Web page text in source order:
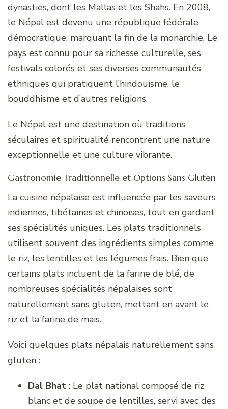
dynasties, dont les Mallas et les Shahs. En 2008,
le Népal est devenu une république fédérale
démocratique, marquant la fin de la monarchie. Le
pays est connu pour sa richesse culturelle, ses
festivals colorés et ses diverses communautés
ethniques qui pratiquent l’hindouisme, le
bouddhisme et d’autres religions.
Le Népal est une destination où traditions
séculaires et spiritualité rencontrent une nature
exceptionnelle et une culture vibrante.
Gastronomie Traditionnelle et Options Sans Gluten
La cuisine népalaise est influencée par les saveurs
indiennes, tibétaines et chinoises, tout en gardant
ses spécialités uniques. Les plats traditionnels
utilisent souvent des ingrédients simples comme
le riz, les lentilles et les légumes frais. Bien que
certains plats incluent de la farine de blé, de
nombreuses spécialités népalaises sont
naturellement sans gluten, mettant en avant le
riz et la farine de maïs.
Voici quelques plats népalais naturellement sans
gluten :
Dal Bhat : Le plat national composé de riz
blanc et de soupe de lentilles, servi avec des